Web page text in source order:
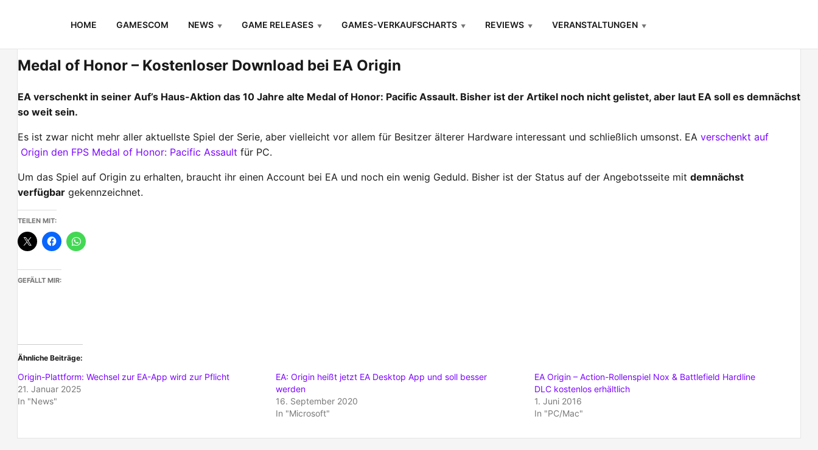
HOME GAMESCOM NEWS GAME RELEASES GAMES-VERKAUFSCHARTS REVIEWS VERANSTALTUNGEN
Medal of Honor – Kostenloser Download bei EA Origin
EA verschenkt in seiner Auf’s Haus-Aktion das 10 Jahre alte Medal of Honor: Pacific Assault. Bisher ist der Artikel noch nicht gelistet, aber laut EA soll es demnächst
so weit sein.
Es ist zwar nicht mehr aller aktuellste Spiel der Serie, aber vielleicht vor allem für Besitzer älterer Hardware interessant und schließlich umsonst. EA verschenkt auf
Origin den FPS Medal of Honor: Pacific Assault für PC.
Um das Spiel auf Origin zu erhalten, braucht ihr einen Account bei EA und noch ein wenig Geduld. Bisher ist der Status auf der Angebotsseite mit demnächst
verfügbar gekennzeichnet.
TEILEN MIT:
GEFÄLLT MIR:
Ähnliche Beiträge
Origin-Plattform: Wechsel zur EA-App wird zur Pflicht
21. Januar 2025
In "News"
EA: Origin heißt jetzt EA Desktop App und soll besser
werden
16. September 2020
In "Microsoft"
EA Origin – Action-Rollenspiel Nox & Battlefield Hardline
DLC kostenlos erhältlich
1. Juni 2016
In "PC/Mac"